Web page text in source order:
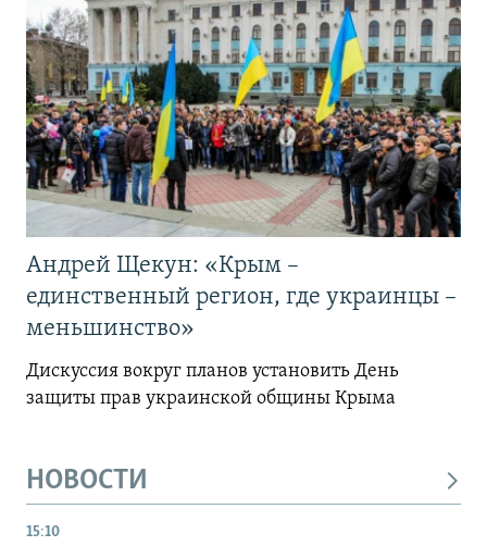
Андрей Щекун: «Крым –
единственный регион, где украинцы –
меньшинство»
Дискуссия вокруг планов установить День
защиты прав украинской общины Крыма
НОВОСТИ
15:10